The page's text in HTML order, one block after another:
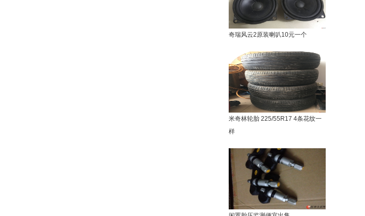
奇瑞风云2原装喇叭10元一个
米奇林轮胎 225/55R17 4条花纹一
样